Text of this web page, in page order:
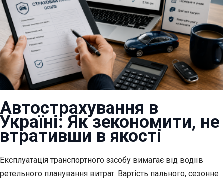
Автострахування в
Україні: Як зекономити, не
втративши в якості
Експлуатація транспортного засобу вимагає від водіїв
ретельного планування витрат. Вартість пального, сезонне